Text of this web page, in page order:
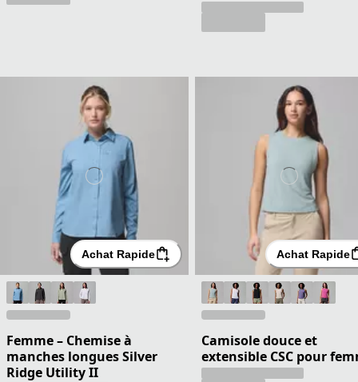
Achat Rapide
Femme – Chemise à
manches longues Silver
Ridge Utility II
Achat Rapide
Camisole douce et
extensible CSC pour